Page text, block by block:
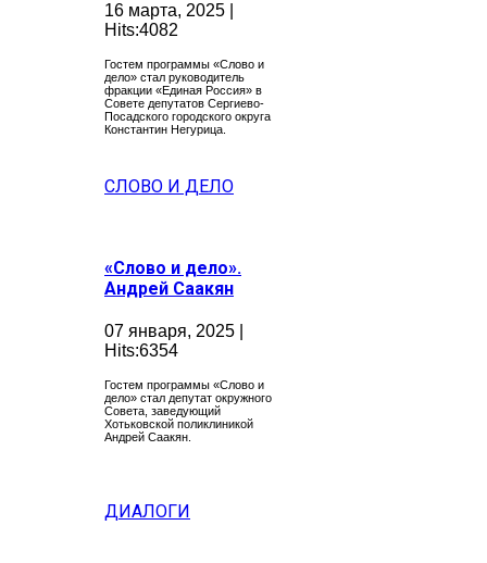
16 марта, 2025 |
Hits:4082
Гостем программы «Слово и
дело» стал руководитель
фракции «Единая Россия» в
Совете депутатов Сергиево-
Посадского городского округа
Константин Негурица.
СЛОВО И ДЕЛО
«Слово и дело».
Андрей Саакян
07 января, 2025 |
Hits:6354
Гостем программы «Слово и
дело» стал депутат окружного
Совета, заведующий
Хотьковской поликлиникой
Андрей Саакян.
ДИАЛОГИ